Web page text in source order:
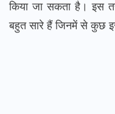
किया जा सकता है। इस
बहुत सारे हैं जिनमें से कुछ